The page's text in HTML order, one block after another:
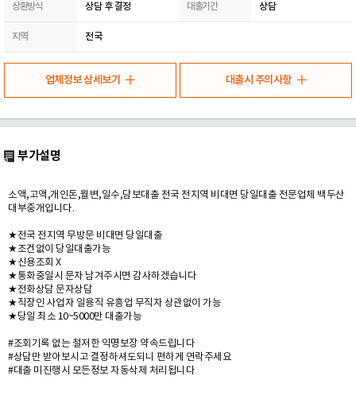
상환방식 상담 후 결정 대출기간 상담
지역 전국
업체정보 상세보기 대출시 주의사항
부가설명
소액,고액,개인돈,월변,일수,담보대출 전국 전지역 비대면 당일대출 전문업체 백두산
대부중개입니다.
★전국 전지역 무방문 비대면 당일대출
★조건없이 당일대출가능
★신용조회 X
★통화중일시 문자 남겨주시면 감사하겠습니다
★전화상담 문자상담
★직장인 사업자 일용직 유흥업 무직자 상관없이 가능
★당일 최소 10~5000만 대출가능
#조회기록 없는 철저한 익명보장 약속드립니다
#상담만 받아보시고 결정하셔도되니 편하게 연락주세요
#대출 미진행시 모든정보 자동삭제 처리됩니다